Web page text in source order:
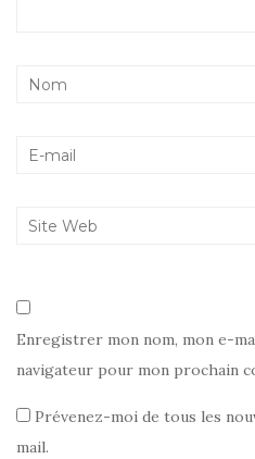
Enregistrer mon nom, mon e-
navigateur pour mon prochain
Prévenez-moi de tous les
mail.